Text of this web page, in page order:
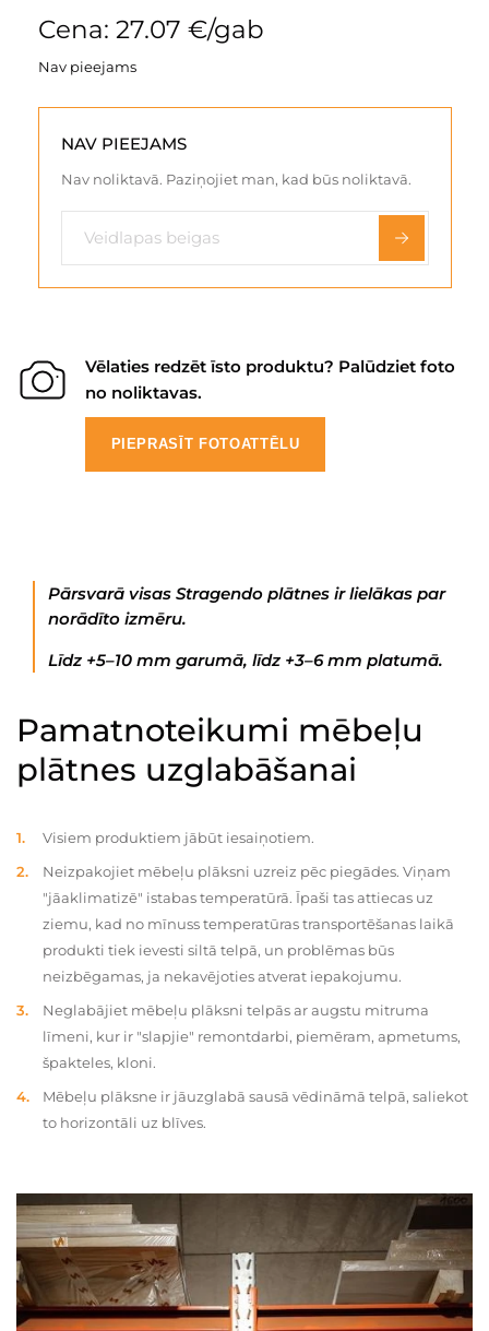
Cena: 27.07 €/gab
Nav pieejams
NAV PIEEJAMS
Nav noliktavā. Paziņojiet man, kad būs noliktavā.
Vēlaties redzēt īsto produktu? Palūdziet foto
no noliktavas.
PIEPRASĪT FOTOATTĒLU
Pārsvarā visas Stragendo plātnes ir lielākas par
norādīto izmēru.
Līdz +5–10 mm garumā, līdz +3–6 mm platumā.
Pamatnoteikumi mēbeļu
plātnes uzglabāšanai
Visiem produktiem jābūt iesaiņotiem.
Neizpakojiet mēbeļu plāksni uzreiz pēc piegādes. Viņam
"jāaklimatizē" istabas temperatūrā. Īpaši tas attiecas uz
ziemu, kad no mīnuss temperatūras transportēšanas laikā
produkti tiek ievesti siltā telpā, un problēmas būs
neizbēgamas, ja nekavējoties atverat iepakojumu.
Neglabājiet mēbeļu plāksni telpās ar augstu mitruma
līmeni, kur ir "slapjie" remontdarbi, piemēram, apmetums,
špakteles, kloni.
Mēbeļu plāksne ir jāuzglabā sausā vēdināmā telpā, saliekot
to horizontāli uz blīves.